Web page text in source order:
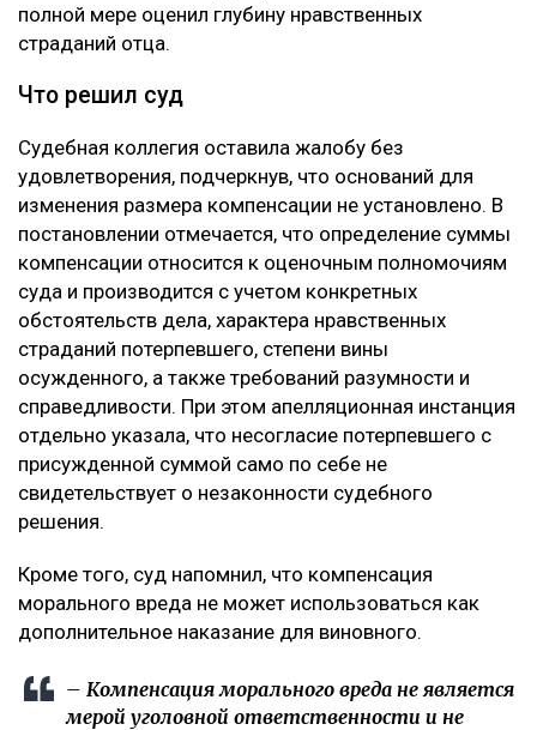
полной мере оценил глубину нравственных
страданий отца.
Что решил суд
Судебная коллегия оставила жалобу без
удовлетворения, подчеркнув, что оснований для
изменения размера компенсации не установлено. В
постановлении отмечается, что определение суммы
компенсации относится к оценочным полномочиям
суда и производится с учетом конкретных
обстоятельств дела, характера нравственных
страданий потерпевшего, степени вины
осужденного, а также требований разумности и
справедливости. При этом апелляционная инстанция
отдельно указала, что несогласие потерпевшего с
присужденной суммой само по себе не
свидетельствует о незаконности судебного
решения.
Кроме того, суд напомнил, что компенсация
морального вреда не может использоваться как
дополнительное наказание для виновного.
– Компенсация морального вреда не является
мерой уголовной ответственности и не